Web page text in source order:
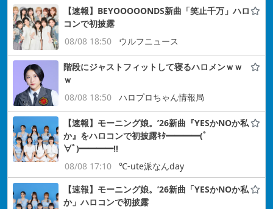
【速報】BEYOOOOONDS新曲「笑止千万」ハロ
コンで初披露
08/08 18:50
ウルフニュース
階段にジャストフィットして寝るハロメンｗｗ
ｗ
08/08 18:50
ハロプロちゃん情報局
【速報】モーニング娘。’26新曲『YESかNOか私
か』をハロコンで初披露ｷﾀ━━━━(ﾟ
∀ﾟ)━━━━!!
08/08 17:10
℃-ute派なんday
【速報】モーニング娘。’26新曲「YESかNOか私
か」ハロコンで初披露